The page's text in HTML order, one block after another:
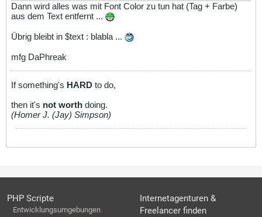
Dann wird alles was mit Font Color zu tun hat (Tag + Farbe)
aus dem Text entfernt ...
Übrig bleibt in $text : blabla ...
mfg DaPhreak
If something's HARD to do,
then it's not worth doing.
(Homer J. (Jay) Simpson)
PHP Scripte
Entwicklungsumgebungen
Internetagenturen &
Freelancer finden